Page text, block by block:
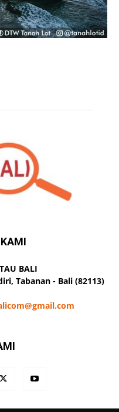
BALI
Tabanan - Bali (82113)